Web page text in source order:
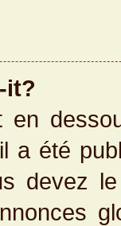
it?
en
a été
devez